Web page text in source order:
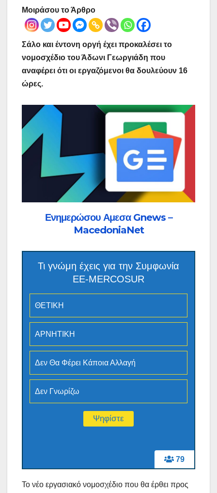
Μοιράσου το Άρθρο
Σάλο και έντονη οργή έχει προκαλέσει το
νομοσχέδιο του Άδωνι Γεωργιάδη που
αναφέρει ότι οι εργαζόμενοι θα δουλεύουν 16
ώρες.
Ενημερώσου Αμεσα Gnews –
MacedoniaNet
79
Τι γνώμη έχεις για την Συμφωνία
ΕΕ-MERCOSUR
ΘΕΤΙΚΗ
ΑΡΝΗΤΙΚΗ
Δεν Θα Φέρει Κάποια Αλλαγή
Δεν Γνωρίζω
Το νέο εργασιακό νομοσχέδιο που θα έρθει προς